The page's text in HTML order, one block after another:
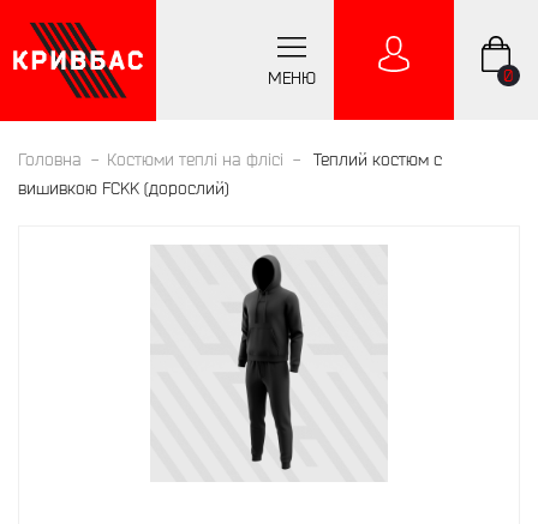
МЕНЮ 0
Головна Костюми теплі на флісі
Теплий костюм с
вишивкою FCKK (дорослий)